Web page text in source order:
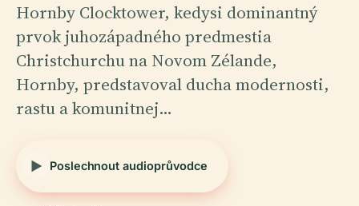
Hornby Clocktower, kedysi dominantný
prvok juhozápadného predmestia
Christchurchu na Novom Zélande,
Hornby, predstavoval ducha modernosti,
rastu a komunitnej…
Poslechnout audioprůvodce